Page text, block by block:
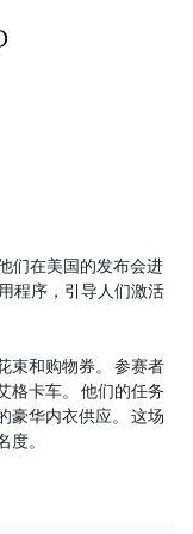
们在美国的发布会进
程序，引导人们激活
束和购物券。 参赛者
格卡车。 他们的任务
豪华内衣供应。 这场
。